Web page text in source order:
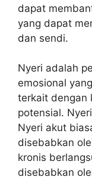
dapat
yang dapat
dan sendi.
Nyeri adalah
emosional
terkait dengan
potensial.
Nyeri akut
disebabkan
kronis
disebabkan